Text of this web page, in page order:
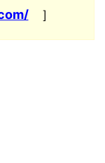
］